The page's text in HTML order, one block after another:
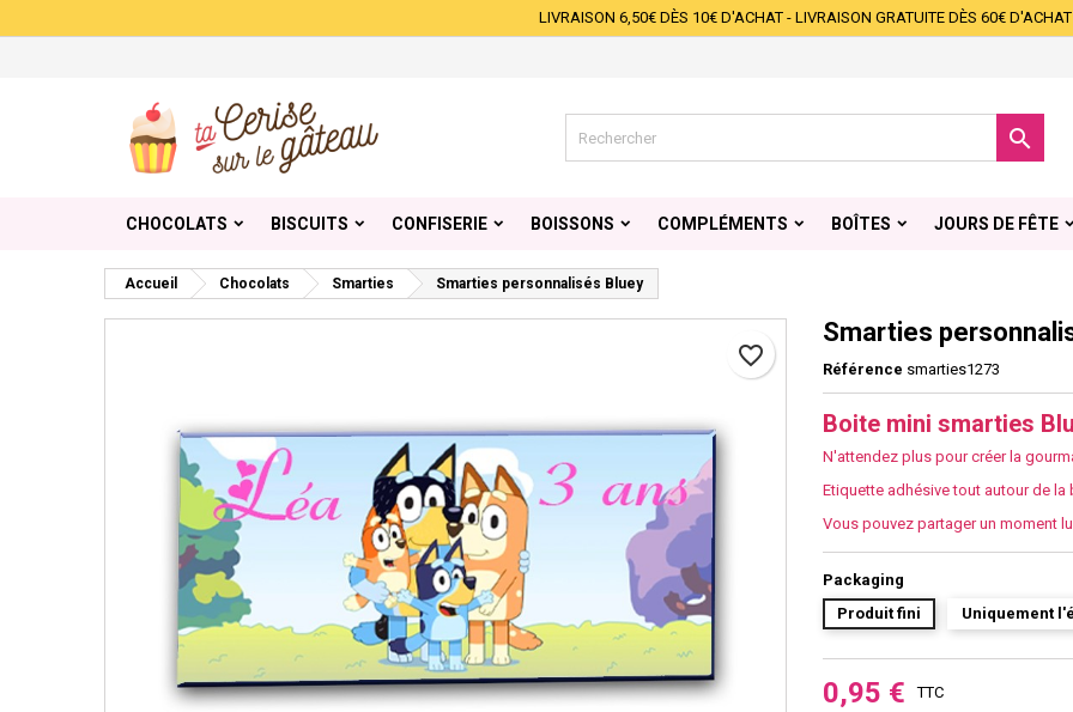
LIVRAISON 6,50€ DÈS 10€ D'ACHAT - LIVRAISON GRATUITE DÈS 60€ D'ACHAT

CHOCOLATS BISCUITS CONFISERIE BOISSONS COMPLÉMENTS BOÎTES JOURS DE FÊTE
Accueil Chocolats Smarties Smarties personnalisés Bluey
favorite_border
Smarties
Référence smarties1273
Boite mini smarties
N'attendez plus pour créer la
Etiquette adhésive tout autour de
Vous pouvez partager un moment
Packaging
Produit fini
Uniquement
0,95 €
TTC
Créer une nouvelle liste
Nom de la liste d'envies
Vous devez être connecté pour ajouter des produits à votre liste d'envies.